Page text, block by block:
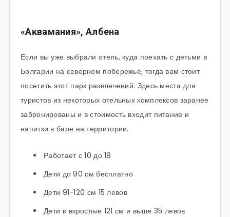
«Аквамания», Албена
Если вы уже выбрали отель, куда поехать с детьми в
Болгарии на северном побережье, тогда вам стоит
посетить этот парк развлечений. Здесь места для
туристов из некоторых отельных комплексов заранее
забронированы и в стоимость входит питание и
напитки в баре на территории.
Работает с 10 до 18
Дети до 90 см бесплатно
Дети 91-120 см 15 левов
Дети и взрослые 121 см и выше 35 левов